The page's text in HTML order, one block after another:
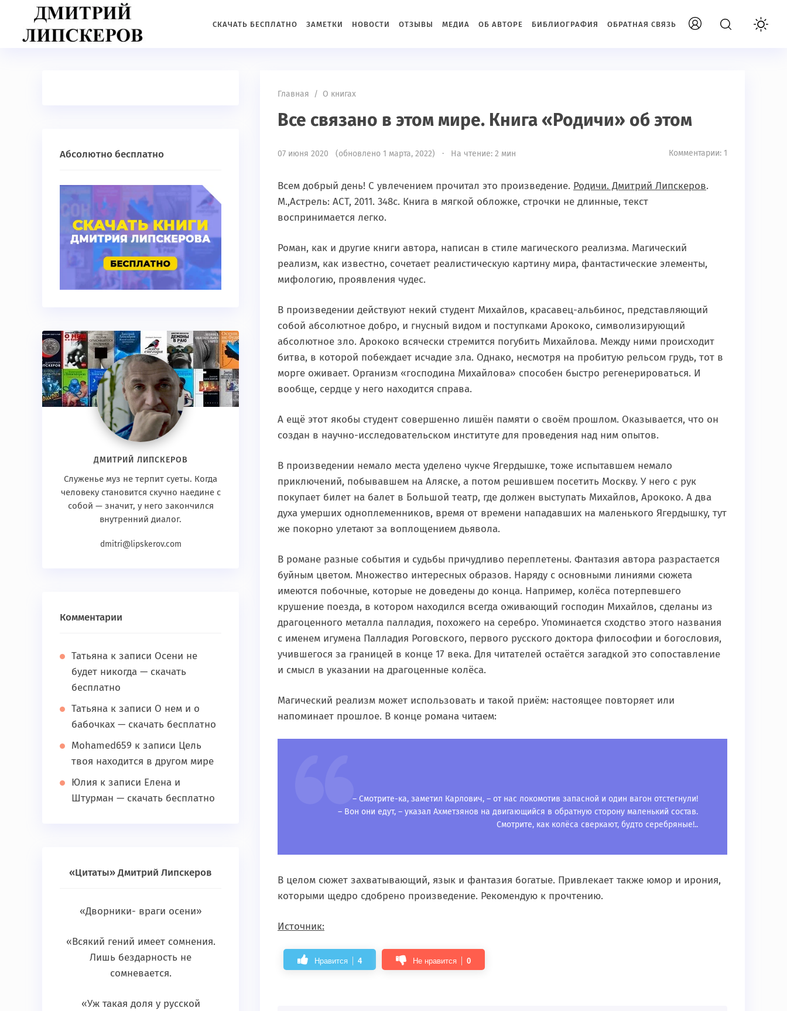
СКАЧАТЬ БЕСПЛАТНО ЗАМЕТКИ НОВОСТИ ОТЗЫВЫ МЕДИА ОБ АВТОРЕ БИБЛИОГРАФИЯ ОБРАТНАЯ СВЯЗЬ
Главная / О книгах
Все связано в этом мире. Книга «Родичи» об этом
07 июня 2020 (обновлено 1 марта, 2022) · На чтение: 2 мин Комментарии: 1
Всем добрый день! С увлечением прочитал это произведение. Родичи. Дмитрий Липскеров.
М.,Астрель: АСТ, 2011. 348с. Книга в мягкой обложке, строчки не длинные, текст
воспринимается легко.
Роман, как и другие книги автора, написан в стиле магического реализма. Магический
реализм, как известно, сочетает реалистическую картину мира, фантастические элементы,
мифологию, проявления чудес.
В произведении действуют некий студент Михайлов, красавец-альбинос, представляющий
собой абсолютное добро, и гнусный видом и поступками Арококо, символизирующий
абсолютное зло. Арококо всячески стремится погубить Михайлова. Между ними происходит
битва, в которой побеждает исчадие зла. Однако, несмотря на пробитую рельсом грудь, тот в
морге оживает. Организм «господина Михайлова» способен быстро регенерироваться. И
вообще, сердце у него находится справа.
А ещё этот якобы студент совершенно лишён памяти о своём прошлом. Оказывается, что он
создан в научно-исследовательском институте для проведения над ним опытов.
В произведении немало места уделено чукче Ягердышке, тоже испытавшем немало
приключений, побывавшем на Аляске, а потом решившем посетить Москву. У него с рук
покупает билет на балет в Большой театр, где должен выступать Михайлов, Арококо. А два
духа умерших одноплеменников, время от времени нападавших на маленького Ягердышку, тут
же покорно улетают за воплощением дьявола.
В романе разные события и судьбы причудливо переплетены. Фантазия автора разрастается
буйным цветом. Множество интересных образов. Наряду с основными линиями сюжета
имеются побочные, которые не доведены до конца. Например, колёса потерпевшего
крушение поезда, в котором находился всегда оживающий господин Михайлов, сделаны из
драгоценного металла палладия, похожего на серебро. Упоминается сходство этого названия
с именем игумена Палладия Роговского, первого русского доктора философии и богословия,
учившегося за границей в конце 17 века. Для читателей остаётся загадкой это сопоставление
и смысл в указании на драгоценные колёса.
Магический реализм может использовать и такой приём: настоящее повторяет или
напоминает прошлое. В конце романа читаем:
– Смотрите-ка, заметил Карлович, – от нас локомотив запасной и один вагон отстегнули!
– Вон они едут, – указал Ахметзянов на двигающийся в обратную сторону маленький состав.
Смотрите, как колёса сверкают, будто серебряные!..
В целом сюжет захватывающий, язык и фантазия богатые. Привлекает также юмор и ирония,
которыми щедро сдобрено произведение. Рекомендую к прочтению.
Источник:
Нравится 4 Не нравится 0
Абсолютно бесплатно
ДМИТРИЙ ЛИПСКЕРОВ
Служенье муз не терпит суеты. Когда
человеку становится скучно наедине с
собой — значит, у него закончился
внутренний диалог.
dmitri@lipskerov.com
Комментарии
Татьяна к записи Осени не
будет никогда — скачать
бесплатно
Татьяна к записи О нем и о
бабочках — скачать бесплатно
Mohamed659 к записи Цель
твоя находится в другом мире
Юлия к записи Елена и
Штурман — скачать бесплатно
«Цитаты» Дмитрий Липскеров
«Дворники- враги осени»
«Всякий гений имеет сомнения.
Лишь бездарность не
сомневается.
«Уж такая доля у русской